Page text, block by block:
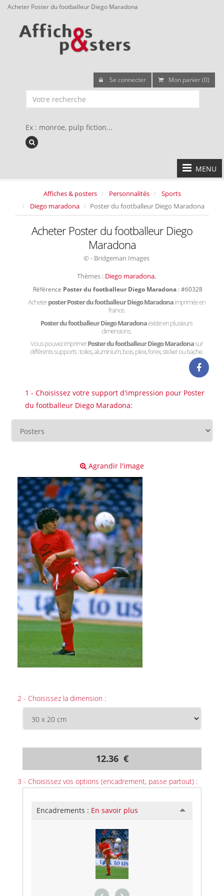
Acheter Poster du footballeur Diego Maradona
Se connecter Mon panier (0)
Ex : monroe, pulp fiction...
MENU
Affiches & posters Personnalités
Sports
Diego maradona
Poster du footballeur Diego Maradona
Acheter Poster du footballeur Diego
Maradona
© - Bridgeman Images
Thèmes : Diego maradona,
Référence Poster du footballeur Diego Maradona : #60328
Acheterposter Poster du footballeur Diego Maradonaimprimée en
france.
Poster du footballeur Diego Maradonaexiste en plusieurs
dimensions.
Vous pouvez imprimerPoster du footballeur Diego Maradonasur
différents supports : toiles, aluminium, bois, plexi, forex, sticker ou bache.
1 - Choisissez votre support d'impression pour Poster
du footballeur Diego Maradona:
Agrandir l'image
2 - Choisissez la dimension :
12.36 €
3 - Choisissez vos options (encadrement, passe partout) :
Encadrements : En savoir plus